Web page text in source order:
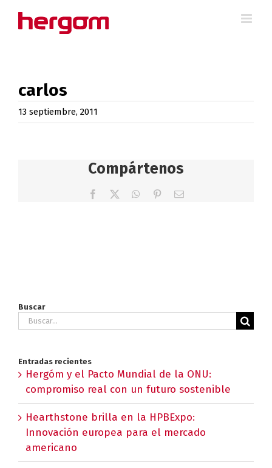
carlos
13 septiembre, 2011
Compártenos
Facebook WhatsApp
PinterestCorreo
Buscar
Buscar:
Entradas recientes
Hergóm y el Pacto Mundial de la ONU:
compromiso real con un futuro sostenible
Hearthstone brilla en la HPBExpo:
Innovación europea para el mercado
americano